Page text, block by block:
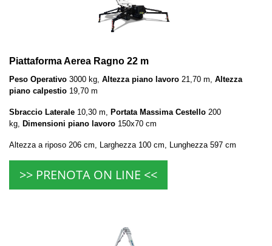
Piattaforma Aerea Ragno 22 m
Peso Operativo 3000 kg, Altezza piano lavoro 21,70 m, Altezza
piano calpestio 19,70 m
Sbraccio Laterale 10,30 m, Portata Massima Cestello 200
kg,
Dimensioni piano lavoro 150x70 cm
Altezza a riposo 206 cm, Larghezza 100 cm, Lunghezza 597 cm
>> PRENOTA ON LINE <<